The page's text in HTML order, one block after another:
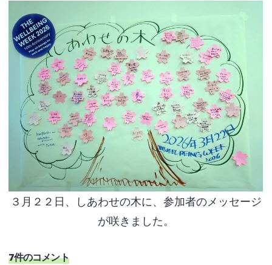
３月２２日、しあわせの木に、参加者のメッセージ
が咲きました。
7件のコメント